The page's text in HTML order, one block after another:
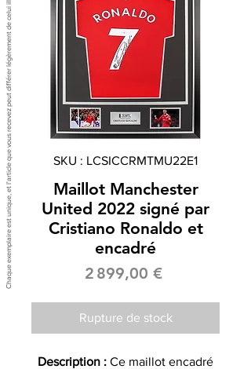
SKU : LCSICCRMTMU22E1
Maillot Manchester
United 2022 signé par
Cristiano Ronaldo et
encadré
2 899,00 €Prix
Rupture de stock
Description : Ce maillot encadré
Chaque exemplaire est unique, et l'article que vous recevez peut différer légèrement de celui illustré :